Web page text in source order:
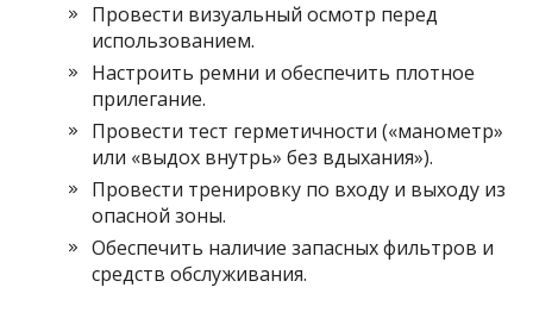
Провести визуальный осмотр перед
использованием.
Настроить ремни и обеспечить плотное
прилегание.
Провести тест герметичности («манометр»
или «выдох внутрь» без вдыхания»).
Провести тренировку по входу и выходу из
опасной зоны.
Обеспечить наличие запасных фильтров и
средств обслуживания.